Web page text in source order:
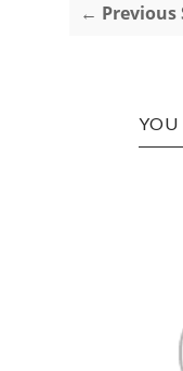
← Previous